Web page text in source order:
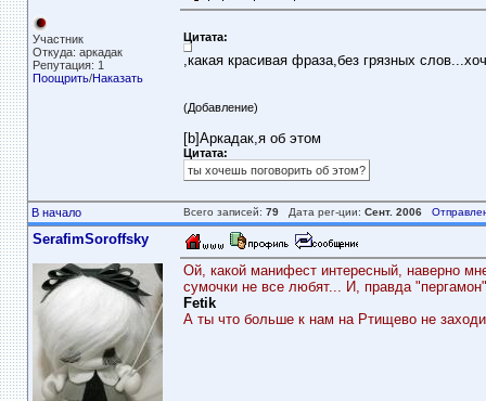
Участник
Откуда: аркадак
Репутация: 1
Поощрить/Наказать
Цитата:
,какая красивая фраза,без грязных
(Добавление)
[b]Аркадак,я об этом
Цитата:
ты хочешь поговорить об этом?
В начало Всего записей: 79Дата рег-ции: Сент. 2006
SerafimSoroffsky
Ой, какой манифест интересный, наверно
сумочки не все любят... И, правда "пергамон"
Fetik
А ты что больше к нам на Ртищево не